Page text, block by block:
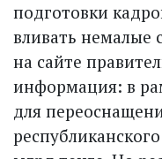
подготовки
вливать немалые
на сайте
информация: в
для